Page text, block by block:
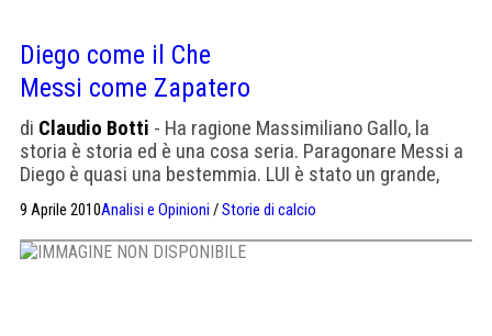
Diego come il Che
Messi come Zapatero
di Claudio Botti - Ha ragione Massimiliano Gallo, la
storia è storia ed è una cosa seria. Paragonare Messi a
Diego è quasi una bestemmia. LUI è stato un grande,
come calciatore, ma soprattutto come uomo,
nonostante i tanti luoghi comuni che siamo stati
costretti ad ascoltare in questi anni e la manichea
distinzione tra la sua vita privata […]
9 Aprile 2010Analisi e Opinioni /Storie di calcio